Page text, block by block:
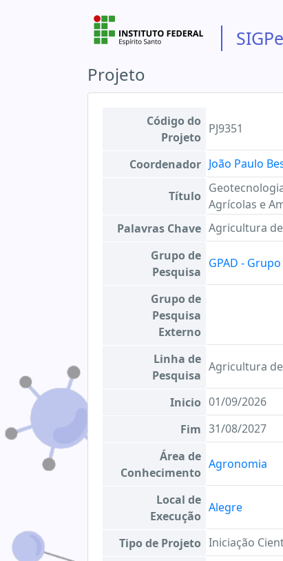
Projeto
Código do
Projeto
PJ9351
Coordenador João Paulo
Título
Agrícolas e
Palavras Chave Agricultura
Grupo de
Pesquisa
GPAD -
Grupo de
Pesquisa
Externo
Linha de
Pesquisa
Agricultura
Inicio 01/09/2026
Fim 31/08/2027
Área de
Conhecimento
Agronomia
Local de
Execução
Alegre
Tipo de Projeto Iniciação